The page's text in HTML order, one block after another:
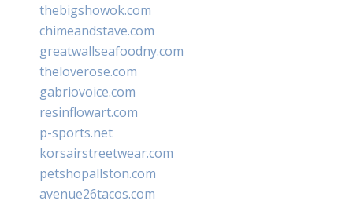
thebigshowok.com
chimeandstave.com
greatwallseafoodny.com
theloverose.com
gabriovoice.com
resinflowart.com
p-sports.net
korsairstreetwear.com
petshopallston.com
avenue26tacos.com